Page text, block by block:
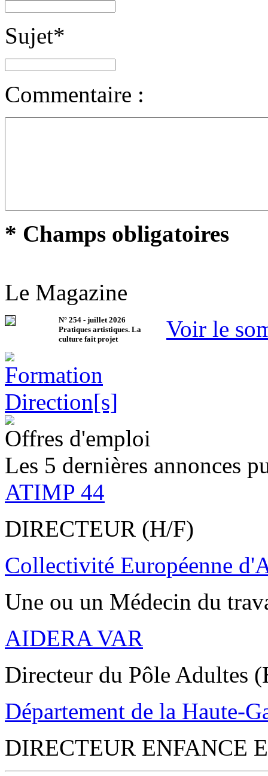
Sujet*
Commentaire :
* Champs obligatoires
Le Magazine
N° 254 - juillet 2026
Pratiques artistiques. La
culture fait projet
Voir le
Offres d'emploi
Les 5 dernières annonces
ATIMP 44
DIRECTEUR (H/F)
Collectivité Européenne
Une ou un Médecin du
AIDERA VAR
Directeur du Pôle Adultes
Département de la Haute-
DIRECTEUR ENFANCE